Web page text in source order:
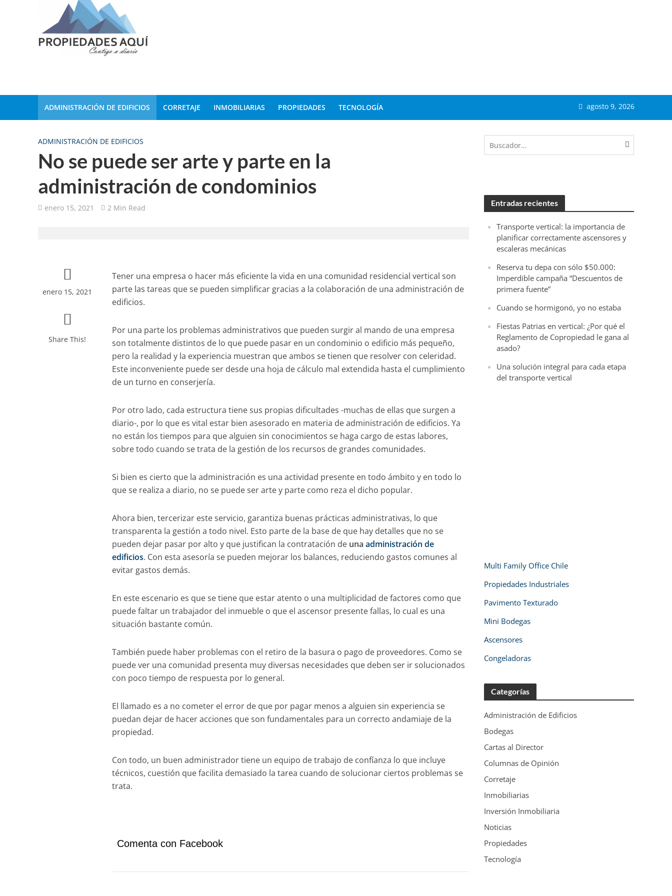
ADMINISTRACIÓN DE EDIFICIOS CORRETAJE INMOBILIARIAS PROPIEDADES TECNOLOGÍA agosto 9, 2026
ADMINISTRACIÓN DE EDIFICIOS
No se puede ser arte y parte en la
administración de condominios
enero 15, 2021 2 Min Read
enero 15, 2021
Share This!
Tener una empresa o hacer más eficiente la vida en una comunidad residencial vertical son
parte las tareas que se pueden simplificar gracias a la colaboración de una administración de
edificios.
Por una parte los problemas administrativos que pueden surgir al mando de una empresa
son totalmente distintos de lo que puede pasar en un condominio o edificio más pequeño,
pero la realidad y la experiencia muestran que ambos se tienen que resolver con celeridad.
Este inconveniente puede ser desde una hoja de cálculo mal extendida hasta el cumplimiento
de un turno en conserjería.
Por otro lado, cada estructura tiene sus propias dificultades -muchas de ellas que surgen a
diario-, por lo que es vital estar bien asesorado en materia de administración de edificios. Ya
no están los tiempos para que alguien sin conocimientos se haga cargo de estas labores,
sobre todo cuando se trata de la gestión de los recursos de grandes comunidades.
Si bien es cierto que la administración es una actividad presente en todo ámbito y en todo lo
que se realiza a diario, no se puede ser arte y parte como reza el dicho popular.
Ahora bien, tercerizar este servicio, garantiza buenas prácticas administrativas, lo que
transparenta la gestión a todo nivel. Esto parte de la base de que hay detalles que no se
pueden dejar pasar por alto y que justifican la contratación de unaadministración de
edificios. Con esta asesoría se pueden mejorar los balances, reduciendo gastos comunes al
evitar gastos demás.
En este escenario es que se tiene que estar atento o una multiplicidad de factores como que
puede faltar un trabajador del inmueble o que el ascensor presente fallas, lo cual es una
situación bastante común.
También puede haber problemas con el retiro de la basura o pago de proveedores. Como se
puede ver una comunidad presenta muy diversas necesidades que deben ser ir solucionados
con poco tiempo de respuesta por lo general.
El llamado es a no cometer el error de que por pagar menos a alguien sin experiencia se
puedan dejar de hacer acciones que son fundamentales para un correcto andamiaje de la
propiedad.
Con todo, un buen administrador tiene un equipo de trabajo de confíanza lo que incluye
técnicos, cuestión que facilita demasiado la tarea cuando de solucionar ciertos problemas se
trata.
Comenta con Facebook
Entradas recientes
Transporte vertical: la importancia de
planificar correctamente ascensores y
escaleras mecánicas
Reserva tu depa con sólo $50.000:
Imperdible campaña “Descuentos de
primera fuente”
Cuando se hormigonó, yo no estaba
Fiestas Patrias en vertical: ¿Por qué el
Reglamento de Copropiedad le gana al
asado?
Una solución integral para cada etapa
del transporte vertical
Multi Family Office Chile
Propiedades Industriales
Pavimento Texturado
Mini Bodegas
Ascensores
Congeladoras
Categorías
Administración de Edificios
Bodegas
Cartas al Director
Columnas de Opinión
Corretaje
Inmobiliarias
Inversión Inmobiliaria
Noticias
Propiedades
Tecnología